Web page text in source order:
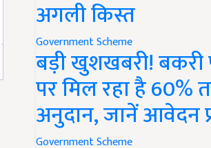
अगली किस्त
Government Scheme
बड़ी खुशखबरी! बकरी
पर मिल रहा है 60%
अनुदान, जानें आवेदन
Government Scheme